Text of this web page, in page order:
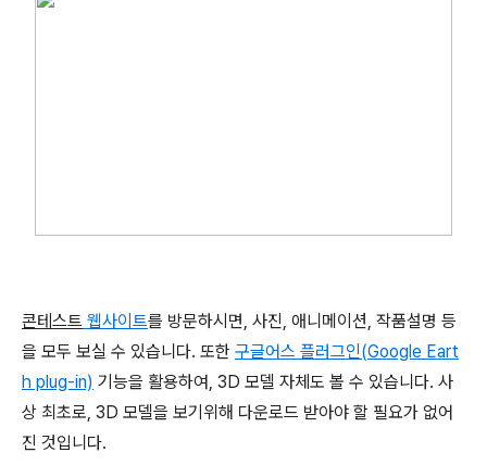
콘테스트 웹사이트를 방문하시면, 사진, 애니메이션, 작품설명 등
을 모두 보실 수 있습니다. 또한 구글어스 플러그인(Google Eart
h plug-in) 기능을 활용하여, 3D 모델 자체도 볼 수 있습니다. 사
상 최초로, 3D 모델을 보기위해 다운로드 받아야 할 필요가 없어
진 것입니다.